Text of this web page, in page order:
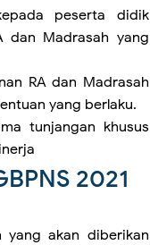
peserta didik
dan Madrasah yang
RA dan Madrasah
yang berlaku.
tunjangan khusus
2021
yang akan diberikan